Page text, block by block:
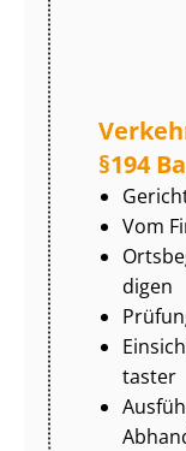
§194
Vom
di­gen
tas­ter